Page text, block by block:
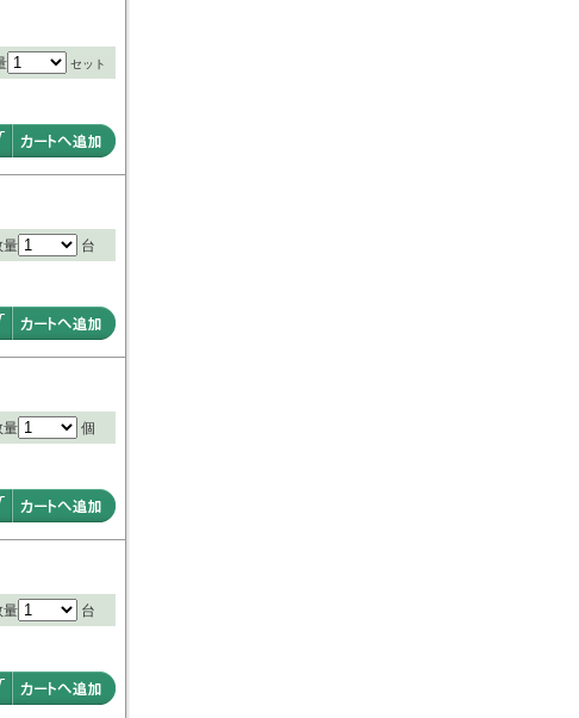
セット
量 台
量 個
量 台